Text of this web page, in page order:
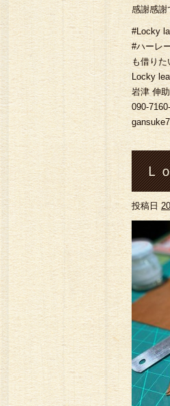
感謝感謝
#Locky
#ハーレ
も借り
Locky
岩津 伸助
090-
Ｌ
Ｌ
ス
メ
ル
#雨
投稿日